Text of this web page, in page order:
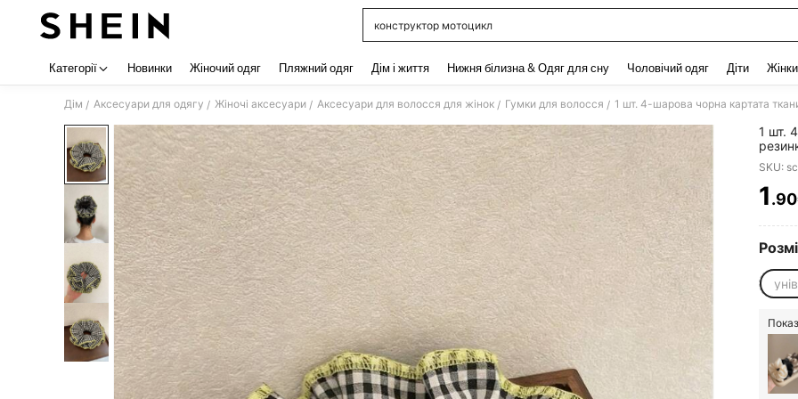
конструктор мотоцикл
Категорії Новинки Жіночий одяг Пляжний одяг Дім і життя Нижня білизна & Одяг для сну Чоловічий одяг Діти
Дім / Аксесуари для одягу / Жіночі аксесуари / Аксесуари для волосся для жінок / Гумки для волосся /
1 шт.
SKU:
1